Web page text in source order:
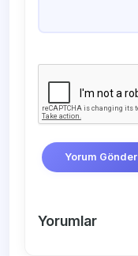
Yorum Gönder
Yorumlar